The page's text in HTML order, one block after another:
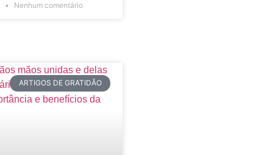
Nenhum comentário
ARTIGOS DE GRATIDÃO